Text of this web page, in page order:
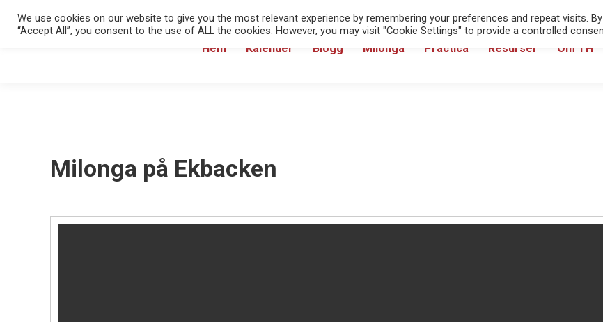
Hem Kalender Blogg Milonga Practica Resurser Om TH
Milonga på Ekbacken
We use cookies on our website to give you the most relevant experience by remembering your preferences and repeat visits.
“Accept All”, you consent to the use of ALL the cookies. However, you may visit "Cookie Settings" to provide a controlled